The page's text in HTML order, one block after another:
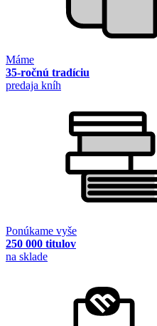
Máme
35-ročnú tradíciu
predaja kníh
Ponúkame vyše
250 000 titulov
na sklade